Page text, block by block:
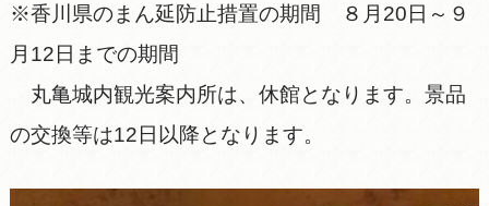
※香川県のまん延防止措置の期間 ８月20日～９
月12日までの期間
丸亀城内観光案内所は、休館となります。景品
の交換等は12日以降となります。